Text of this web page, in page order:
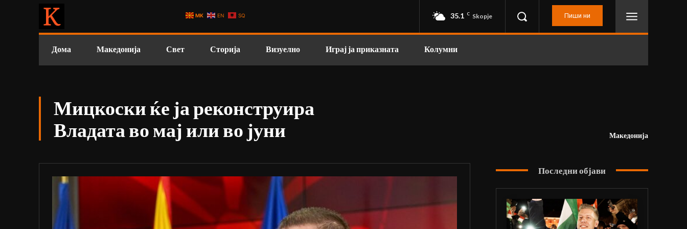
35.1 C Skopje Пиши ни
Дома Македонија Свет Сторија Визуелно Играј ја приказната Колумни
Мицкоски ќе ја реконструира
Владата во мај или во јуни
Македонија
Последни објави
MK EN SQ